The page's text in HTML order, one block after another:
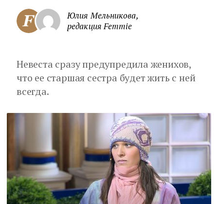
Юлия Мельникова,
редакция Femmie
Невеста сразу предупредила женихов,
что ее старшая сестра будет жить с ней
всегда.